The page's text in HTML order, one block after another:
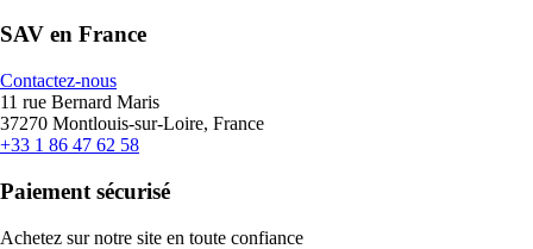
SAV en France
Contactez-nous
11 rue Bernard Maris
37270 Montlouis-sur-Loire, France
+33 1 86 47 62 58
Paiement sécurisé
Achetez sur notre site en toute confiance